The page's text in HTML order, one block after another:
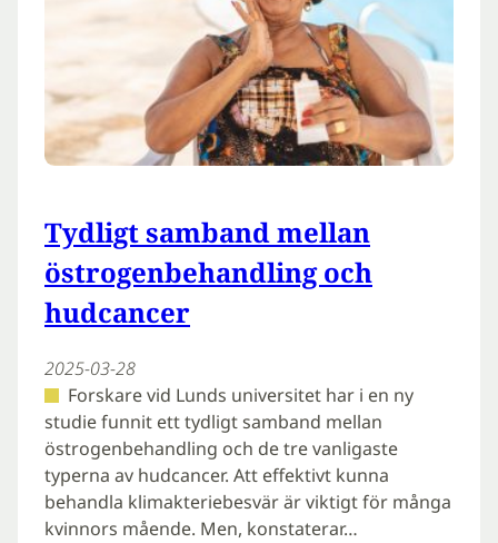
Tydligt samband mellan
östrogenbehandling och
hudcancer
2025-03-28
Forskare vid Lunds universitet har i en ny
studie funnit ett tydligt samband mellan
östrogenbehandling och de tre vanligaste
typerna av hudcancer. Att effektivt kunna
behandla klimakteriebesvär är viktigt för många
kvinnors mående. Men, konstaterar…